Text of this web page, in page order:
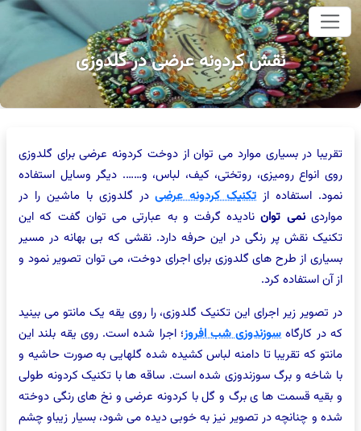
اصلی
نقش کردونه عرضی در گلدوزی
تقریبا در بسیاری موارد می توان از دوخت کردونه عرضی برای گلدوزی
روی انواع رومیزی، روتختی، کیف، لباس، و……. دیگر وسایل استفاده
نمود. استفاده از تکنیک کردونه عرضیدر گلدوزی با ماشین را در
مواردینمی تواننادیده گرفت و به عبارتی می توان گفت که این
تکنیک نقش پر رنگی در این حرفه دارد. نقشی که بی بهانه در مسیر
بسیاری از طرح های گلدوزی برای اجرای دوخت، می توان تصویر نمود و
از آن استفاده کرد.
در تصویر زیر اجرای این تکنیک گلدوزی، را روی یقه یک مانتو می بینید
که در کارگاه سوزندوزی شب افروز؛ اجرا شده است. روی یقه بلند این
مانتو که تقریبا تا دامنه لباس کشیده شده گلهایی به صورت حاشیه و
با شاخه و برگ سوزندوزی شده است. ساقه ها با تکنیک کردونه طولی
و بقیه قسمت ها ی برگ و گل با کردونه عرضی و نخ های رنگی دوخته
شده و چنانچه در تصویر نیز به خوبی دیده می شود، بسیار زیباو چشم